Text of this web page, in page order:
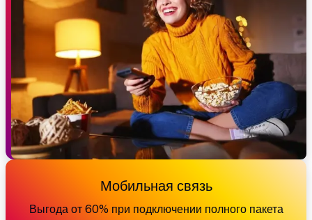
Мобильная связь
Выгода от 60% при подключении полного пакета